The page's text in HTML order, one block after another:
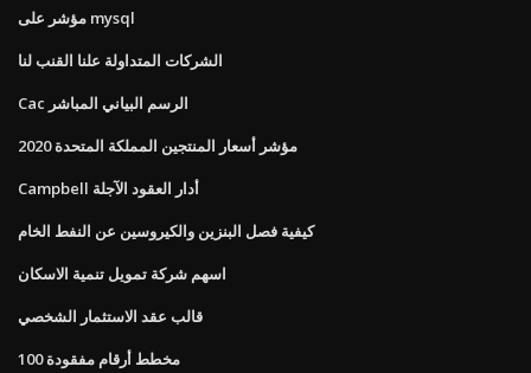
مؤشر على mysql
الشركات المتداولة علنا ​​القنب لنا
Cac الرسم البياني المباشر
مؤشر أسعار المنتجين المملكة المتحدة 2020
Campbell أدار العقود الآجلة
كيفية فصل البنزين والكيروسين عن النفط الخام
اسهم شركة تمويل تنمية الاسكان
قالب عقد الاستثمار الشخصي
100 مخطط أرقام مفقودة